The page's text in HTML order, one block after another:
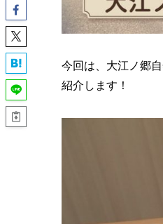
今回は、大江ノ郷
紹介します！